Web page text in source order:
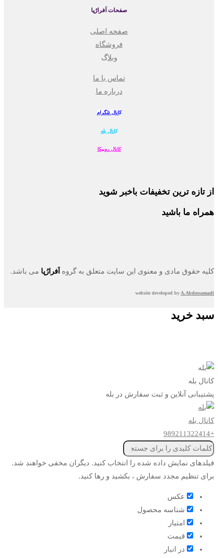
صفحات اَفرارُپا
صفحه اصلی
فروشگاه
وبلاگ
تماس با ما
درباره ما
کانال تلگرام
کانال بله
کانال روبیکا
از تازه ترین تخفیفات باخبر شوید
همراه ما باشید
کلیه حقوق مادی و معنوی این سایت متعلق به گروه اَفرارُپا می باشد.
website developed by A.Abdossamadi
سبد خرید
کانال بله
پشتیبانی آنلاین و ثبت سفارش در بله
کانال بله
+989211322414
فیلدهای نمایش داده شده را انتخاب کنید. دیگران مخفی خواهند شد.
برای تنظیم مجدد سفارش ، بکشید و رها کنید.
عکس
شناسه محصول
امتیاز
قیمت
در انبار